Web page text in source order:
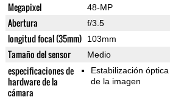
Megapixel 48-MP
Abertura f/3.5
longitud focal (35mm) 103mm
Tamaño del sensor Medio
especificaciones de
hardware de la
cámara
Estabilización óptica
de la imagen